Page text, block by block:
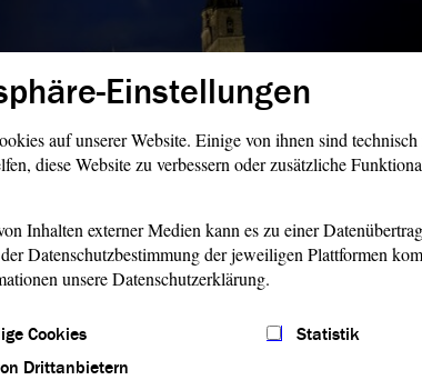
1/3
Einstellungen
auf unserer Website. Einige von ihnen sind
diese Website zu verbessern oder zusätzliche
Inhalten externer Medien kann es zu einer
Datenschutzbestimmung der jeweiligen Plattformen
unsere Datenschutzerklärung.
Cookies
Statistik
Drittanbietern